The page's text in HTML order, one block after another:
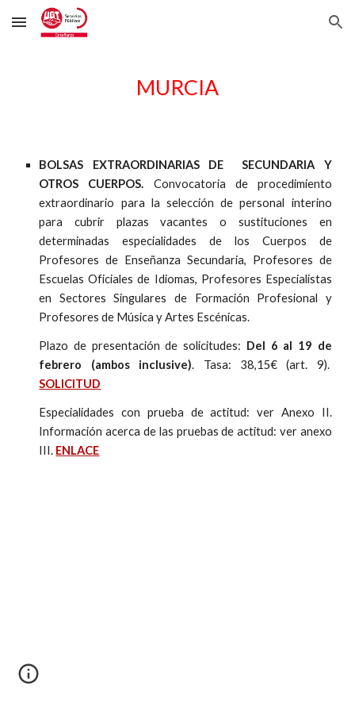
Skip to main content Skip to navigation
MURCIA
BOLSAS EXTRAORDINARIAS DE SECUNDARIA Y
OTROS CUERPOS. Convocatoria de procedimiento
extraordinario para la selección de personal interino
para cubrir plazas vacantes o sustituciones en
determinadas especialidades de los Cuerpos de
Profesores de Enseñanza Secundaria, Profesores de
Escuelas Oficiales de Idiomas, Profesores Especialistas
en Sectores Singulares de Formación Profesional y
Profesores de Música y Artes Escénicas.
Plazo de presentación de solicitudes: Del 6 al 19 de
febrero (ambos inclusive). Tasa: 38,15€ (art. 9).
SOLICITUD
Especialidades con prueba de actitud: ver Anexo II.
Información acerca de las pruebas de actitud: ver anexo
III. ENLACE